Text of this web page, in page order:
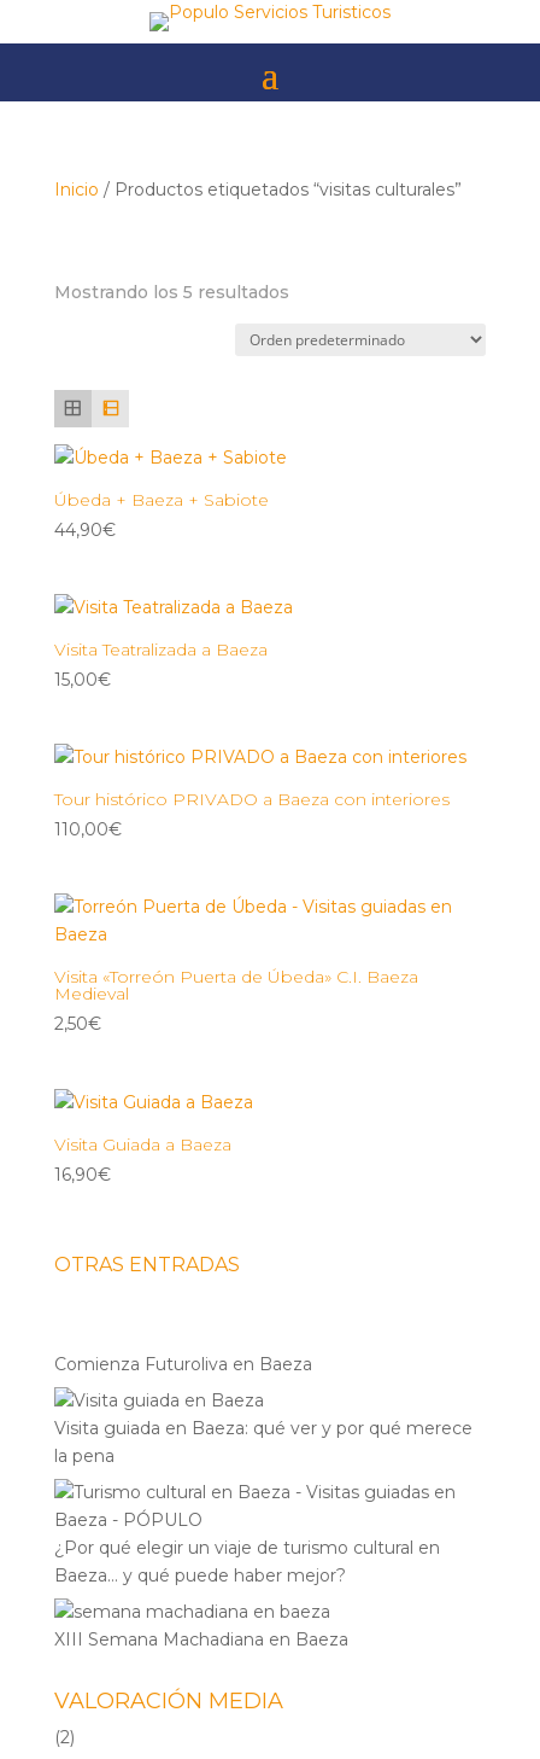
Inicio / Productos etiquetados “visitas culturales”
Mostrando los 5 resultados
Úbeda + Baeza + Sabiote
44,90€
Visita Teatralizada a Baeza
15,00€
Tour histórico PRIVADO a Baeza con interiores
110,00€
Visita «Torreón Puerta de Úbeda» C.I. Baeza
Medieval
2,50€
Visita Guiada a Baeza
16,90€
OTRAS ENTRADAS
Comienza Futuroliva en Baeza
Visita guiada en Baeza: qué ver y por qué merece
la pena
¿Por qué elegir un viaje de turismo cultural en
Baeza… y qué puede haber mejor?
XIII Semana Machadiana en Baeza
VALORACIÓN MEDIA
(2)